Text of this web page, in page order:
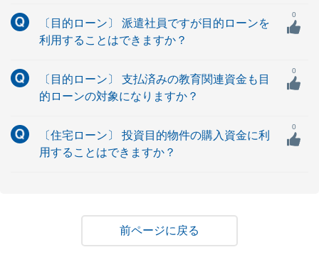
〔目的ローン〕 派遣社員ですが目的ローンを
利用することはできますか？
0
〔目的ローン〕 支払済みの教育関連資金も目
的ローンの対象になりますか？
0
〔住宅ローン〕 投資目的物件の購入資金に利
用することはできますか？
0
戻る